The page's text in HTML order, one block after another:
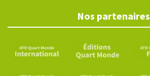
Nos partenaires